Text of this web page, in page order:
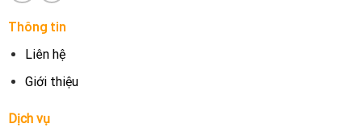
Thông tin
Liên hệ
Giới thiệu
Dịch vụ